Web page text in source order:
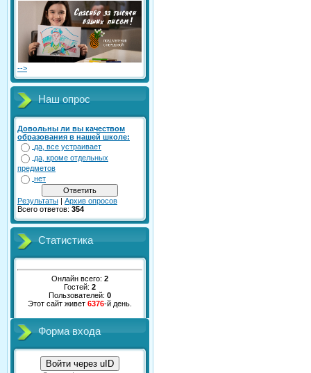
-->
Наш опрос
Довольны ли вы качеством
образования в нашей школе:
да, все устраивает
да, кроме отдельных
предметов
нет
Результаты | Архив опросов
Всего ответов: 354
Статистика
Онлайн всего: 2
Гостей: 2
Пользователей: 0
Этот сайт живет 6376-й день.
Форма входа
Войти через uID